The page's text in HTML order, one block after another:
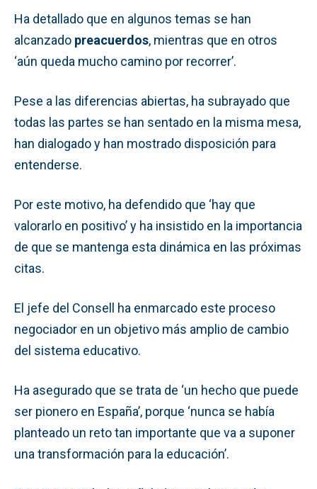
Ha detallado que en algunos temas se han
alcanzado preacuerdos, mientras que en otros
‘aún queda mucho camino por recorrer’.
Pese a las diferencias abiertas, ha subrayado que
todas las partes se han sentado en la misma mesa,
han dialogado y han mostrado disposición para
entenderse.
Por este motivo, ha defendido que ‘hay que
valorarlo en positivo’ y ha insistido en la importancia
de que se mantenga esta dinámica en las próximas
citas.
El jefe del Consell ha enmarcado este proceso
negociador en un objetivo más amplio de cambio
del sistema educativo.
Ha asegurado que se trata de ‘un hecho que puede
ser pionero en España’, porque ‘nunca se había
planteado un reto tan importante que va a suponer
una transformación para la educación’.